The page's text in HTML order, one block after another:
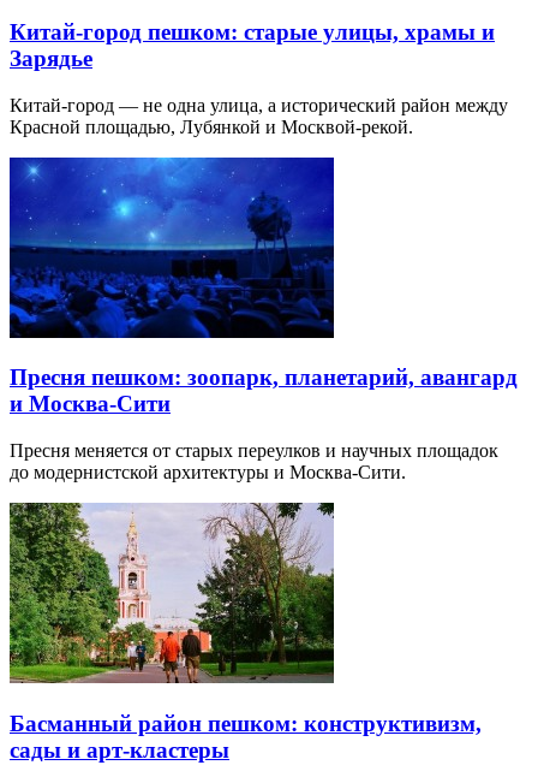
Китай-город пешком: старые улицы, храмы и
Зарядье
Китай-город — не одна улица, а исторический район между
Красной площадью, Лубянкой и Москвой-рекой.
Пресня пешком: зоопарк, планетарий, авангард
и Москва-Сити
Пресня меняется от старых переулков и научных площадок
до модернистской архитектуры и Москва-Сити.
Басманный район пешком: конструктивизм,
сады и арт-кластеры